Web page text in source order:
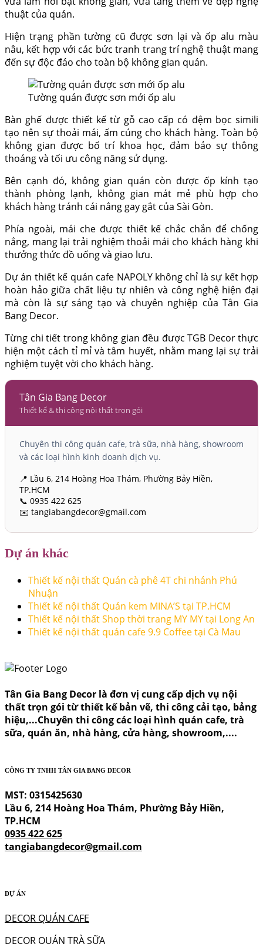
thuật của quán.
Hiện trạng phần tường cũ được sơn lại và ốp alu màu
nâu, kết hợp với các bức tranh trang trí nghệ thuật mang
đến sự độc đáo cho toàn bộ không gian quán.
Tường quán được sơn mới ốp alu
Bàn ghế được thiết kế từ gỗ cao cấp có đệm bọc simili
tạo nên sự thoải mái, ấm cúng cho khách hàng. Toàn bộ
không gian được bố trí khoa học, đảm bảo sự thông
thoáng và tối ưu công năng sử dụng.
Bên cạnh đó, không gian quán còn được ốp kính tạo
thành phòng lạnh, không gian mát mẻ phù hợp cho
khách hàng tránh cái nắng gay gắt của Sài Gòn.
Phía ngoài, mái che được thiết kế chắc chắn để chống
nắng, mang lại trải nghiệm thoải mái cho khách hàng khi
thưởng thức đồ uống và giao lưu.
Dự án thiết kế quán cafe NAPOLY không chỉ là sự kết hợp
hoàn hảo giữa chất liệu tự nhiên và công nghệ hiện đại
mà còn là sự sáng tạo và chuyên nghiệp của Tân Gia
Bang Decor.
Từng chi tiết trong không gian đều được TGB Decor thực
hiện một cách tỉ mỉ và tâm huyết, nhằm mang lại sự trải
nghiệm tuyệt vời cho khách hàng.
Tân Gia Bang Decor
Thiết kế & thi công nội thất trọn gói
Chuyên thi công quán cafe, trà sữa, nhà hàng, showroom
và các loại hình kinh doanh dịch vụ.
📍 Lầu 6, 214 Hoàng Hoa Thám, Phường Bảy Hiền,
TP.HCM
📞 0935 422 625
✉️ tangiabangdecor@gmail.com
Dự án khác
Thiết kế nội thất Quán cà phê 4T chi nhánh Phú
Nhuận
Thiết kế nội thất Quán kem MINA’S tại TP.HCM
Thiết kế nội thất Shop thời trang MY MY tại Long An
Thiết kế nội thất quán cafe 9.9 Coffee tại Cà Mau
Tân Gia Bang Decor là đơn vị cung cấp dịch vụ nội
thất trọn gói từ thiết kế bản vẽ, thi công cải tạo, bảng
hiệu,...Chuyên thi công các loại hình quán cafe, trà
sữa, quán ăn, nhà hàng, cửa hàng, showroom,....
CÔNG TY TNHH TÂN GIA BANG DECOR
MST: 0315425630
Lầu 6, 214 Hoàng Hoa Thám, Phường Bảy Hiền,
TP.HCM
0935 422 625
tangiabangdecor@gmail.com
DỰ ÁN
DECOR QUÁN CAFE
DECOR QUÁN TRÀ SỮA